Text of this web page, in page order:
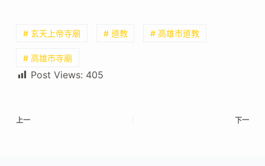
# 玄天上帝寺廟 # 道教 # 高雄市道教
# 高雄市寺廟
Post Views: 405
上一 下一